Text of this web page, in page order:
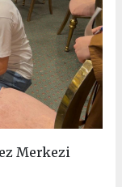
Merkezi